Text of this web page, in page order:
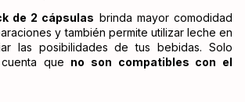
de 2 cápsulas brinda mayor comodidad
y también permite utilizar leche en
las posibilidades de tus bebidas. Solo
que no son compatibles con el